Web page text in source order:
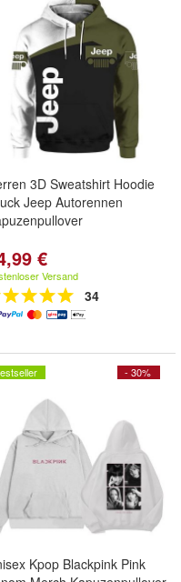
3D Sweatshirt Hoodie
Jeep Autorennen
€
Versand
34
- 30%
Kpop Blackpink Pink